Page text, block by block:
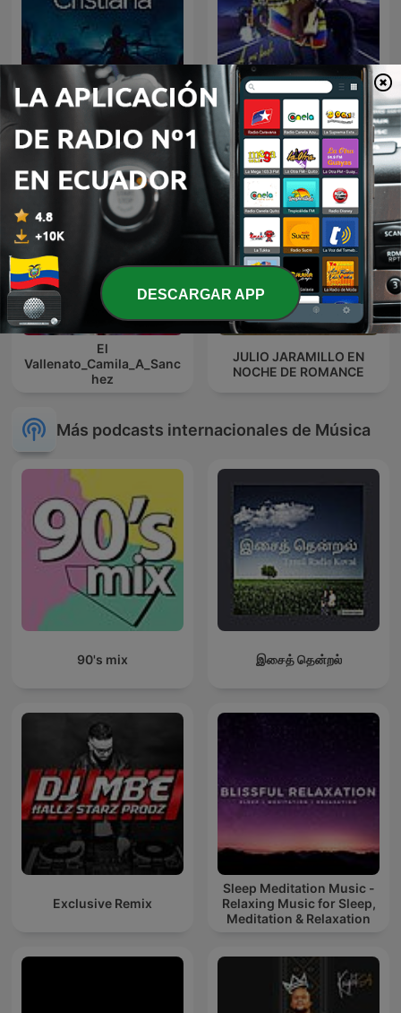
A Mi lindo Ecuador,
Sentimiento Riobambeño
El
Vallenato_Camila_A_Sanc
hez
JULIO JARAMILLO EN
NOCHE DE ROMANCE
Más podcasts internacionales de Música
90's mix இசைத் தென்றல்
Exclusive Remix
Sleep Meditation Music -
Relaxing Music for Sleep,
Meditation & Relaxation
DESCARGAR APP